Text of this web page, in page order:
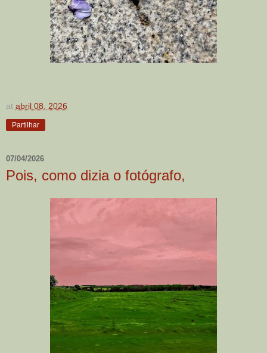
at abril 08, 2026
Partilhar
07/04/2026
Pois, como dizia o fotógrafo,